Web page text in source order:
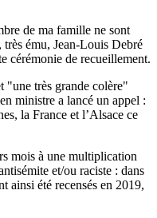
de ma famille ne sont
ému, Jean-Louis Debré
cérémonie de recueillement.
"une très grande colère"
ministre a lancé un appel :
la France et l’Alsace ce
mois à une multiplication
et/ou raciste : dans
ainsi été recensés en 2019,